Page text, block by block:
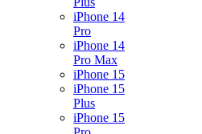
iPhone 14
Pro
iPhone 14
Pro Max
iPhone 15
iPhone 15
Plus
iPhone 15